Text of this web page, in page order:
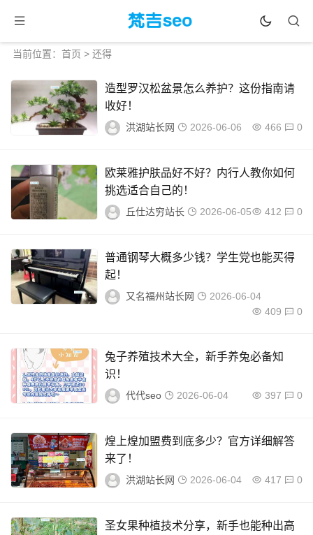
当前位置： 首页 > 还得
造型罗汉松盆景怎么养护？这份指南请
收好！
洪湖站长网 2026-06-06 466 0
欧莱雅护肤品好不好？内行人教你如何
挑选适合自己的！
丘仕达穷站长 2026-06-05 412 0
普通钢琴大概多少钱？学生党也能买得
起！
又名福州站长网
2026-06-04
409
0
兔子养殖技术大全，新手养兔必备知
识！
代代seo 2026-06-04 397 0
煌上煌加盟费到底多少？官方详细解答
来了！
洪湖站长网 2026-06-04 417 0
圣女果种植技术分享，新手也能种出高